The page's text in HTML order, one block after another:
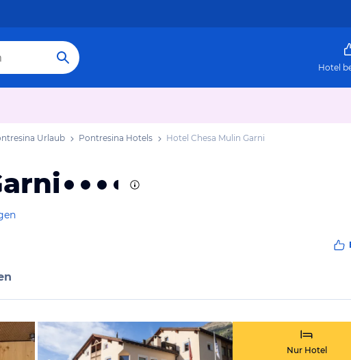
Hotel
Urlaub Pontresina Hotels Hotel Chesa Mulin Garni
Nur Hotel